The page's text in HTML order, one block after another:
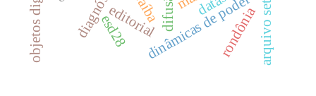
editorialdinâmicas de poderarquivo setorial
difusão
esd28 rondônia